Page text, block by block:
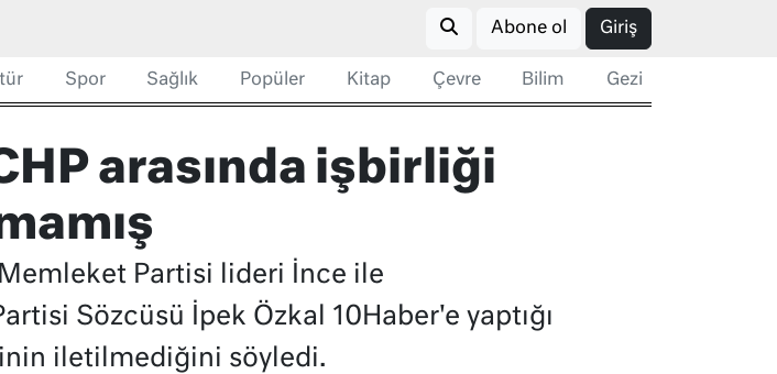
Abone ol Giriş
Spor Sağlık Popüler Kitap Çevre Bilim Gezi
arasında işbirliği
Partisi lideri İnce ile
Sözcüsü İpek Özkal 10Haber'e yaptığı
iletilmediğini söyledi.